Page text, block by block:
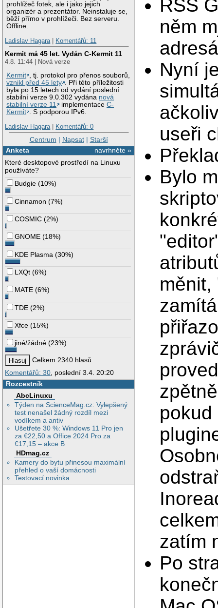
prohlížeč fotek, ale i jako jejich
organizér a prezentátor. Neinstaluje se,
běží přímo v prohlížeči. Bez serveru.
Offline.
Ladislav Hagara| Komentářů: 11
Kermit má 45 let. Vydán C-Kermit 11
4.8. 11:44 | Nová verze
Kermit , tj. protokol pro přenos souborů,
vznikl před 45 lety . Při této příležitosti
byla po 15 letech od vydání poslední
stabilní verze 9.0.302 vydána nová
stabilní verze 11
implementaceC-
Kermit . S podporou IPv6.
Ladislav Hagara| Komentářů: 0
Centrum | Napsat| Starší
navrhněte »
Anketa
Které desktopové prostředí na Linuxu
používáte?
Budgie (10%)
Cinnamon (7%)
COSMIC (2%)
GNOME (18%)
KDE Plasma (30%)
LXQt (6%)
MATE (6%)
TDE (2%)
Xfce (15%)
jiné/žádné (23%)
Celkem 2340 hlasů
Komentářů: 30 , poslední 3.4. 20:20
Rozcestník
AbcLinuxu
Týden na ScienceMag.cz: Vylepšený
test nenašel žádný rozdíl mezi
vodíkem a antiv
Ušetřete 30 %: Windows 11 Pro jen
za €22,50 a Office 2024 Pro za
€17,15 – akce B
HDmag.cz
Kamery do bytu přinesou maximální
přehled o vaší domácnosti
Testovací novinka
RSS
něm
Nyní
useři
Bylo
pokud
zatím
Po